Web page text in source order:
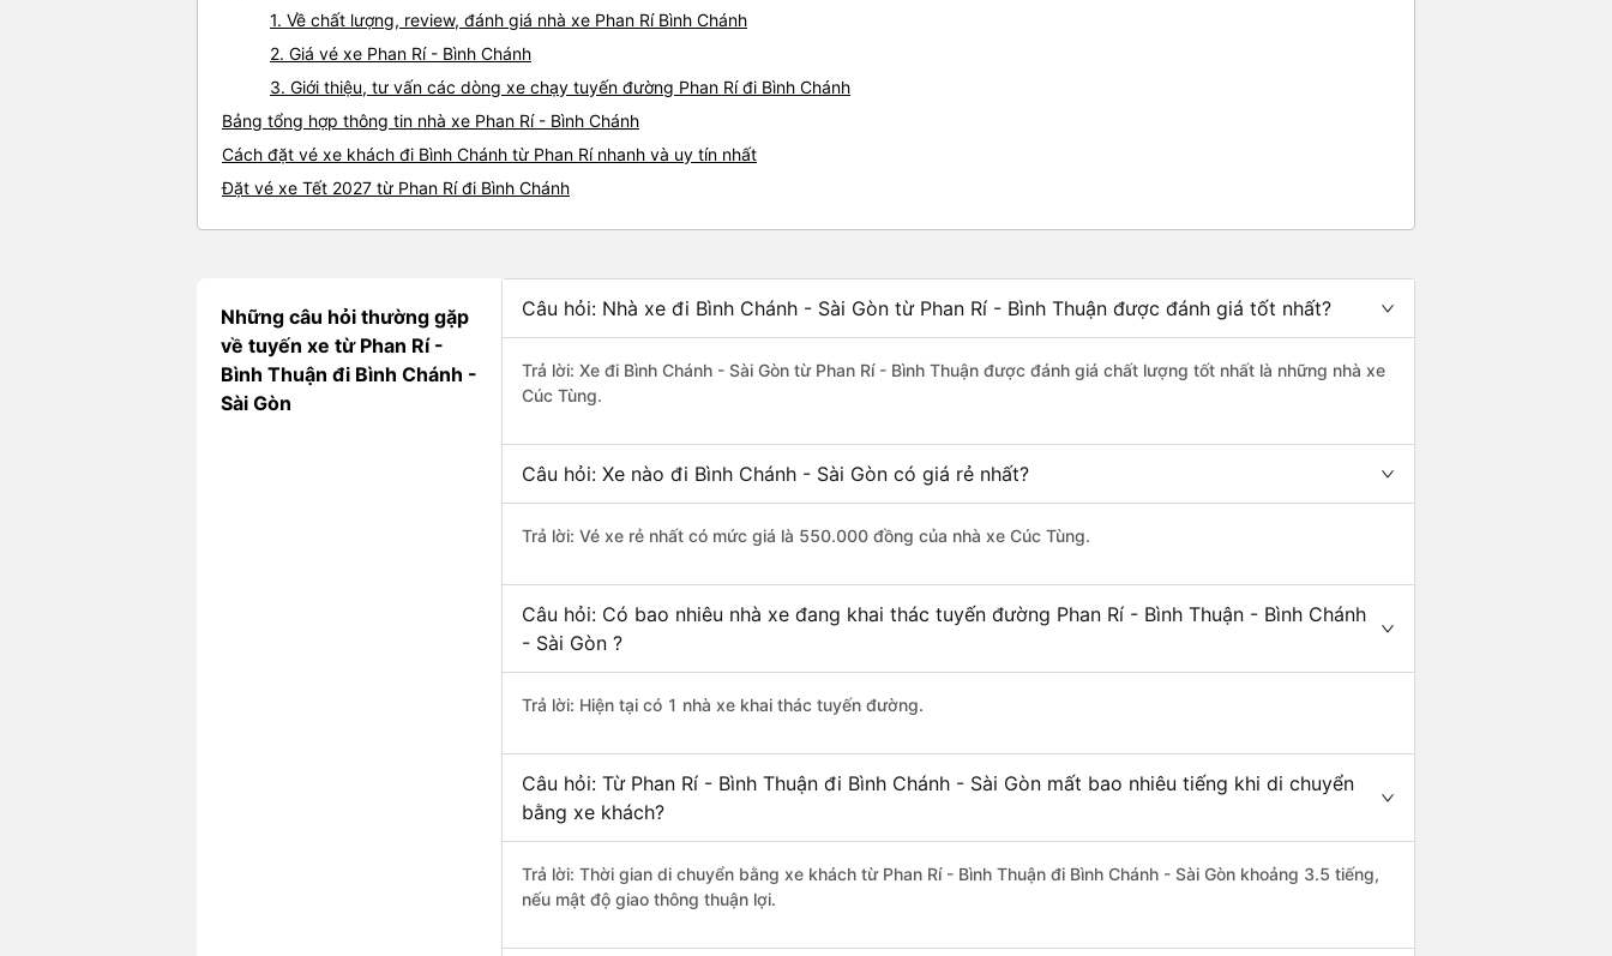
1. Về chất lượng, review, đánh giá nhà xe Phan Rí Bình Chánh
2. Giá vé xe Phan Rí - Bình Chánh
3. Giới thiệu, tư vấn các dòng xe chạy tuyến đường Phan Rí đi Bình Chánh
Bảng tổng hợp thông tin nhà xe Phan Rí - Bình Chánh
Cách đặt vé xe khách đi Bình Chánh từ Phan Rí nhanh và uy tín nhất
Đặt vé xe Tết 2027 từ Phan Rí đi Bình Chánh
Những câu hỏi thường gặp
về tuyến xe từ Phan Rí -
Bình Thuận đi Bình Chánh -
Sài Gòn
Câu hỏi: Nhà xe đi Bình Chánh - Sài Gòn từ Phan Rí - Bình Thuận được đánh giá tốt nhất?
Trả lời: Xe đi Bình Chánh - Sài Gòn từ Phan Rí - Bình Thuận được đánh giá chất lượng tốt nhất là những nhà xe
Cúc Tùng.
Câu hỏi: Xe nào đi Bình Chánh - Sài Gòn có giá rẻ nhất?
Trả lời: Vé xe rẻ nhất có mức giá là 550.000 đồng của nhà xe Cúc Tùng.
Câu hỏi: Có bao nhiêu nhà xe đang khai thác tuyến đường Phan Rí - Bình Thuận - Bình Chánh
- Sài Gòn ?
Trả lời: Hiện tại có 1 nhà xe khai thác tuyến đường.
Câu hỏi: Từ Phan Rí - Bình Thuận đi Bình Chánh - Sài Gòn mất bao nhiêu tiếng khi di chuyển
bằng xe khách?
Trả lời: Thời gian di chuyển bằng xe khách từ Phan Rí - Bình Thuận đi Bình Chánh - Sài Gòn khoảng 3.5 tiếng,
nếu mật độ giao thông thuận lợi.